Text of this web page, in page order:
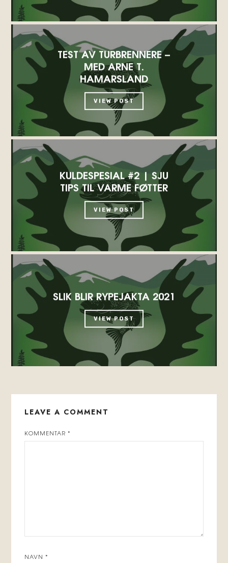
TEST AV TURBRENNERE –
MED ARNE T.
HAMARSLAND
VIEW POST
KULDESPESIAL #2 | SJU
TIPS TIL VARME FØTTER
VIEW POST
SLIK BLIR RYPEJAKTA 2021
VIEW POST
LEAVE A COMMENT
KOMMENTAR*
NAVN*